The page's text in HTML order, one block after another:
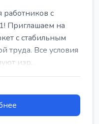
с
Приглашаем на
с стабильным
труда. Все условия
изр...